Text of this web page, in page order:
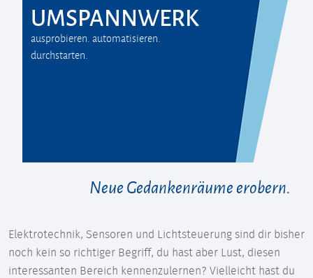
UMSPANNWERK
ausprobieren. automatisieren.
durchstarten.
Neue Gedankenräume erobern.
Elektrotechnik, Sensoren und Lichtsteuerung sind dir bisher
noch kein so richtiger Begriff, du hast aber Lust, diesen
interessanten Bereich kennenzulernen? Vielleicht hast du